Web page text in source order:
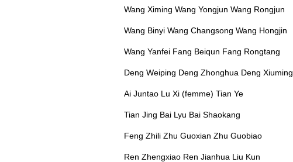
Wang Ximing Wang Yongjun Wang Rongjun
Wang Binyi Wang Changsong Wang Hongjin
Wang Yanfei Fang Beiqun Fang Rongtang
Deng Weiping Deng Zhonghua Deng Xiuming
Ai Juntao Lu Xi (femme) Tian Ye
Tian Jing Bai Lyu Bai Shaokang
Feng Zhili Zhu Guoxian Zhu Guobiao
Ren Zhengxiao Ren Jianhua Liu Kun